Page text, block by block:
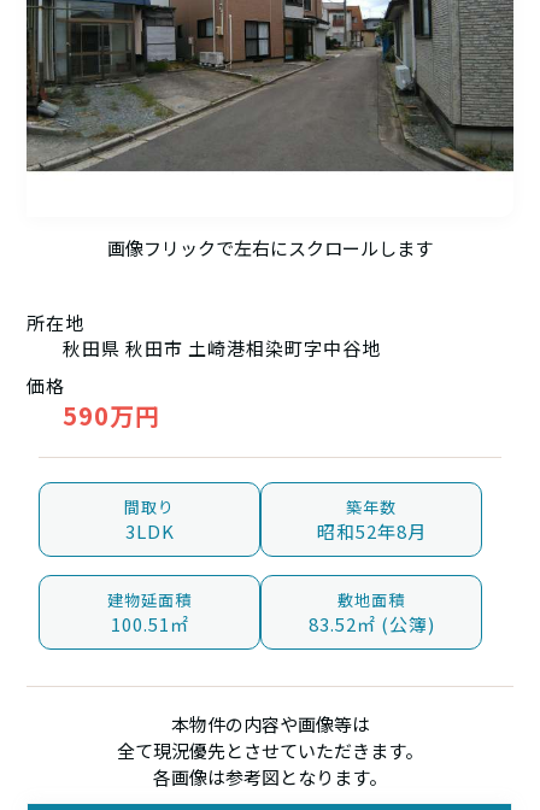
所在地
秋田県 秋田市 土崎港相染町字中谷地
価格
590万円
間取り
3LDK
築年数
昭和52年8月
建物延面積
100.51㎡
敷地面積
83.52㎡ (公簿)
画像フリックで左右にスクロールします
本物件の内容や画像等は
全て現況優先とさせていただきます。
各画像は参考図となります。